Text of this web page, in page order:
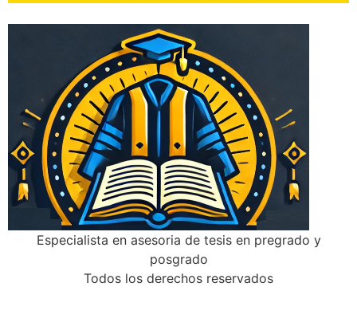
Especialista en asesoria de tesis en pregrado y
posgrado
Todos los derechos reservados